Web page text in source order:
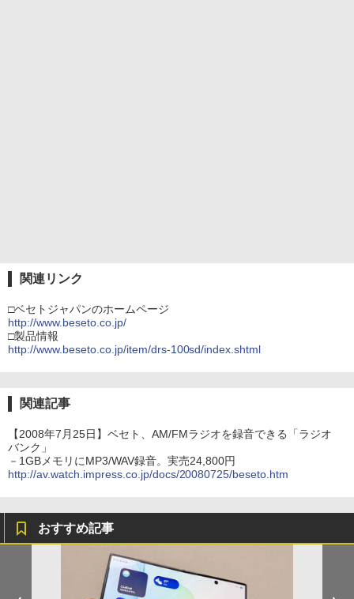
関連リンク
□ベセトジャパンのホームページ
http://www.beseto.co.jp/
□製品情報
http://www.beseto.co.jp/item/drs-100sd/index.shtml
関連記事
【2008年7月25日】ベセト、AM/FMラジオを録音できる「ラジオ
バンク」
－1GBメモリにMP3/WAV録音。実売24,800円
http://av.watch.impress.co.jp/docs/20080725/beseto.htm
おすすめ記事